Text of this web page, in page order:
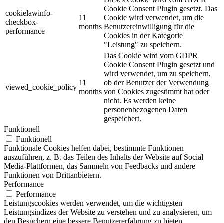
cookielawinfo-
checkbox-
performance
11
months
Cookie Consent Plugin gesetzt. Das
Cookie wird verwendet, um die
Benutzereinwilligung für die
Cookies in der Kategorie
"Leistung" zu speichern.
viewed_cookie_policy
11
months
Das Cookie wird vom GDPR
Cookie Consent Plugin gesetzt und
wird verwendet, um zu speichern,
ob der Benutzer der Verwendung
von Cookies zugestimmt hat oder
nicht. Es werden keine
personenbezogenen Daten
gespeichert.
Funktionell
Funktionell
Funktionale Cookies helfen dabei, bestimmte Funktionen
auszuführen, z. B. das Teilen des Inhalts der Website auf Social
Media-Plattformen, das Sammeln von Feedbacks und andere
Funktionen von Drittanbietern.
Performance
Performance
Leistungscookies werden verwendet, um die wichtigsten
Leistungsindizes der Website zu verstehen und zu analysieren, um
den Besuchern eine bessere Benutzererfahrung zu bieten.